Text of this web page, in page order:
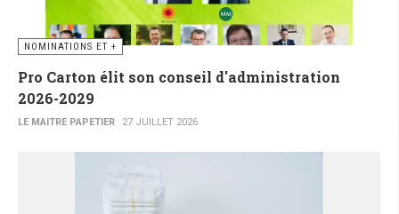
NOMINATIONS ET +
Pro Carton élit son conseil d'administration
2026-2029
LE MAITRE PAPETIER 27 JUILLET 2026